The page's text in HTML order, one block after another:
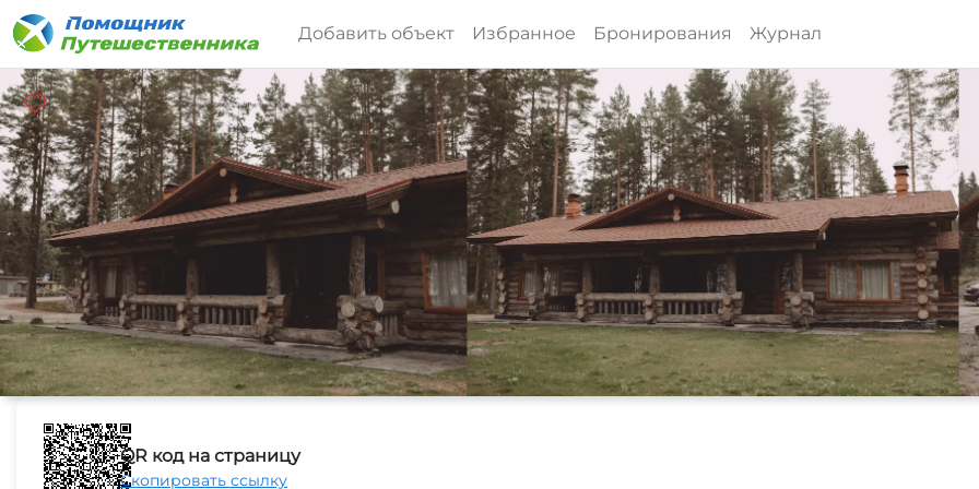
Добавить объект Избранное Бронирования Журнал
QR код на страницу
Скопировать ссылку